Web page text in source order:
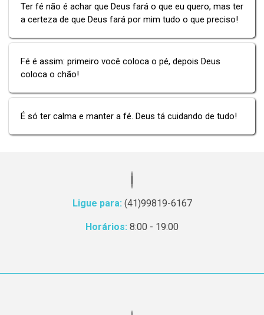
Ter fé não é achar que Deus fará o que eu quero, mas ter
a certeza de que Deus fará por mim tudo o que preciso!
Fé é assim: primeiro você coloca o pé, depois Deus
coloca o chão!
É só ter calma e manter a fé. Deus tá cuidando de tudo!
Ligue para: (41)99819-6167
Horários: 8:00 - 19:00